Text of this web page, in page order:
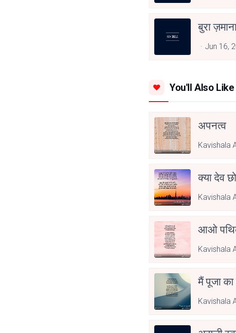
बुरा
Jun 16,
You'll Also Like
अपनत्व
Kavishala
क्या देव
Kavishala
आओ
Kavishala
मैं पूजा
Kavishala